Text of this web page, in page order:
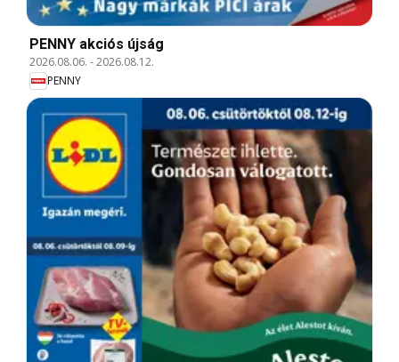
PENNY akciós újság
2026.08.06. -2026.08.12.
PENNY